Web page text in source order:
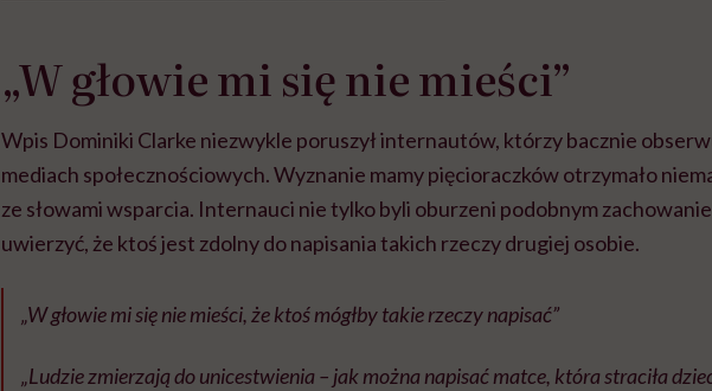
„W głowie mi się nie mieści”
Wpis Dominiki Clarke niezwykle poruszył internautów, którzy bacznie
mediach społecznościowych. Wyznanie mamy pięcioraczków otrzymało
ze słowami wsparcia. Internauci nie tylko byli oburzeni podobnym
uwierzyć, że ktoś jest zdolny do napisania takich rzeczy drugiej osobie.
„W głowie mi się nie mieści, że ktoś mógłby takie rzeczy napisać”
„Ludzie zmierzają do unicestwienia – jak można napisać matce, która straciła